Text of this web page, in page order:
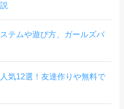
テムや遊び方、ガールズバ
気12選！友達作りや無料で